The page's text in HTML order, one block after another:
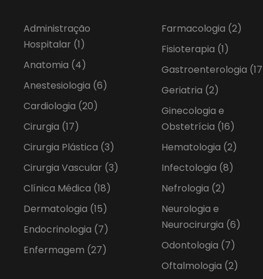
Administração
Hospitalar (1)
Anatomia (4)
Anestesiologia (6)
Cardiologia (20)
Cirurgia (17)
Cirurgia Plástica (3)
Cirurgia Vascular (3)
Clínica Médica (18)
Dermatologia (15)
Endocrinologia (7)
Enfermagem (27)
Farmacologia (2)
Fisioterapia (1)
Gastroenterologia
Geriatria (2)
Ginecologia e
Obstetrícia (16)
Hematologia (2)
Infectologia (8)
Nefrologia (2)
Neurologia e
Neurocirurgia (6)
Odontologia (7)
Oftalmologia (2)